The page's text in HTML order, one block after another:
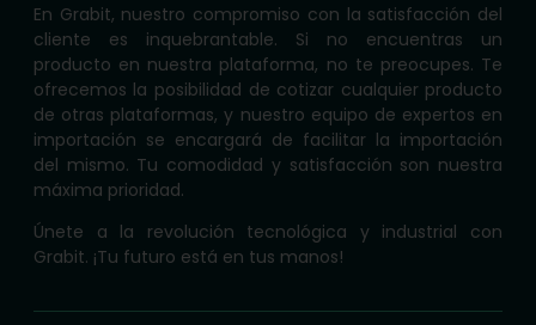
En Grabit, nuestro compromiso con la satisfacción del
cliente es inquebrantable. Si no encuentras un
producto en nuestra plataforma, no te preocupes. Te
ofrecemos la posibilidad de cotizar cualquier producto
de otras plataformas, y nuestro equipo de expertos en
importación se encargará de facilitar la importación
del mismo. Tu comodidad y satisfacción son nuestra
máxima prioridad.
Únete a la revolución tecnológica y industrial con
Grabit. ¡Tu futuro está en tus manos!